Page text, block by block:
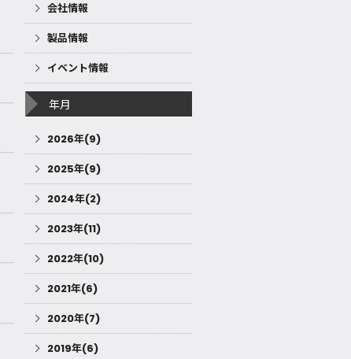
会社情報
製品情報
イベント情報
年月
2026年(9)
2025年(9)
2024年(2)
2023年(11)
2022年(10)
2021年(6)
2020年(7)
2019年(6)